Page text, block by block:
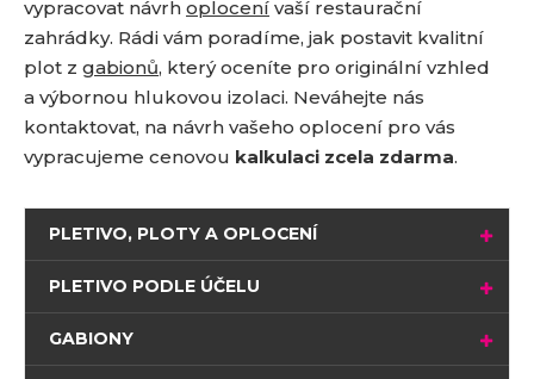
vypracovat návrh oplocení vaší restaurační
zahrádky. Rádi vám poradíme, jak postavit kvalitní
plot z gabionů, který oceníte pro originální vzhled
a výbornou hlukovou izolaci. Neváhejte nás
kontaktovat, na návrh vašeho oplocení pro vás
vypracujeme cenovou kalkulaci zcela zdarma.
PLETIVO, PLOTY A OPLOCENÍ
PLETIVO PODLE ÚČELU
GABIONY